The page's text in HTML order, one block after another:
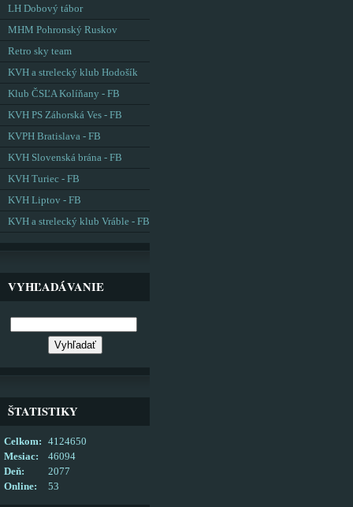
LH Dobový tábor
MHM Pohronský Ruskov
Retro sky team
KVH a strelecký klub Hodošík
Klub ČSĽA Kolíňany - FB
KVH PS Záhorská Ves - FB
KVPH Bratislava - FB
KVH Slovenská brána - FB
KVH Turiec - FB
KVH Liptov - FB
KVH a strelecký klub Vráble - FB
VYHĽADÁVANIE
ŠTATISTIKY
Online: 53
Celkom:
4124650
Mesiac:
46094
Deň:
2077